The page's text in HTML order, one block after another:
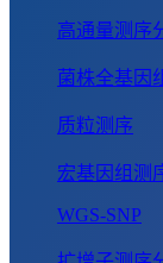
高通量测序
菌株全基因
质粒测序
宏基因组测
WGS-SNP